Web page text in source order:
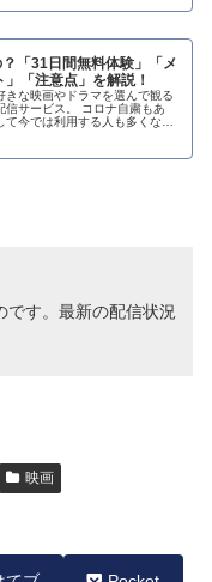
「31日間無料体験」「メ
「注意点」を解説！
きな映画やドラマを選んで観る
信サービス。 コロナ自粛もあ
今では利用する人も多くなっ
理人が、U-NEXT…
す。最新の配信状況
映画